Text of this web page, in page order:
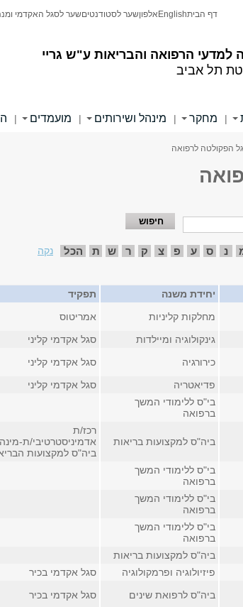
למדעי הרפואה והבריאות ע"ש גריי
תל אביב
דף הביתEnglish אלפוןשער לסטודנטיםשער לסגל האקדמי
| מחקר | מינהל ושירותים | מועמדים |
הפקולטה לרפואה
נ ס ע פ צ ק ר ש ת הכל
נקה
יחידת משנה תפקיד
מחלקות קליניות אמריטוס
גינקולוגיה ומיילדות
סגל אקדמי קליני
כירורגיה סגל אקדמי קליני
פדיאטריה
סגל אקדמי קליני
בי"ס ללימודי המשך
ברפואה
ביה"ס למקצועות בריאות
רכז/ת
אדמיניסטרטיבי/ת-
ביה"ס למקצועות
בי"ס ללימודי המשך
ברפואה
בי"ס ללימודי המשך
ברפואה
בי"ס ללימודי המשך
ברפואה
ביה"ס למקצועות בריאות
פיזיולוגיה ופרמקולוגיה סגל אקדמי בכיר
ביה"ס לרפואת שינים סגל אקדמי בכיר